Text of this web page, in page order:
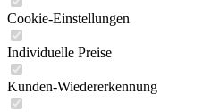
Cookie-Einstellungen
Individuelle Preise
Kunden-Wiedererkennung